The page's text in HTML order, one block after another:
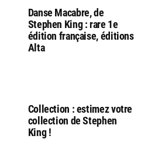
Danse Macabre, de
Stephen King : rare 1e
édition française, éditions
Alta
Collection : estimez votre
collection de Stephen
King !